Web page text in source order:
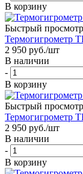
В корзину
Быстрый просмотр
Термогигрометр
2 950 руб./шт
В наличии
-
В корзину
Быстрый просмотр
Термогигрометр
2 950 руб./шт
В наличии
-
В корзину